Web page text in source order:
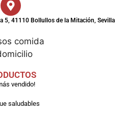
5, 41110 Bollullos de la Mitación, Sevilla
vendido!
saludables